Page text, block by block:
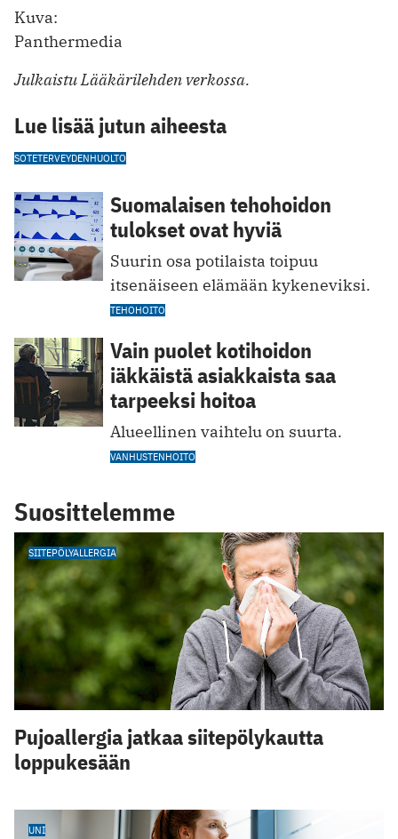
Kuva:
Panthermedia
Julkaistu Lääkärilehden verkossa.
Lue lisää jutun aiheesta
SOTETERVEYDENHUOLTO
Suomalaisen tehohoidon
tulokset ovat hyviä
Suurin osa potilaista toipuu
itsenäiseen elämään kykeneviksi.
TEHOHOITO
Vain puolet kotihoidon
iäkkäistä asiakkaista saa
tarpeeksi hoitoa
Alueellinen vaihtelu on suurta.
VANHUSTENHOITO
Suosittelemme
SIITEPÖLYALLERGIA
Pujoallergia jatkaa siitepölykautta
loppukesään
UNI